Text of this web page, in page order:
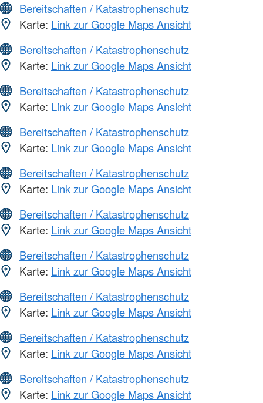
Bereitschaften / Katastrophenschutz
Karte: Link zur Google Maps Ansicht
Bereitschaften / Katastrophenschutz
Karte: Link zur Google Maps Ansicht
Bereitschaften / Katastrophenschutz
Karte: Link zur Google Maps Ansicht
Bereitschaften / Katastrophenschutz
Karte: Link zur Google Maps Ansicht
Bereitschaften / Katastrophenschutz
Karte: Link zur Google Maps Ansicht
Bereitschaften / Katastrophenschutz
Karte: Link zur Google Maps Ansicht
Bereitschaften / Katastrophenschutz
Karte: Link zur Google Maps Ansicht
Bereitschaften / Katastrophenschutz
Karte: Link zur Google Maps Ansicht
Bereitschaften / Katastrophenschutz
Karte: Link zur Google Maps Ansicht
Bereitschaften / Katastrophenschutz
Karte: Link zur Google Maps Ansicht